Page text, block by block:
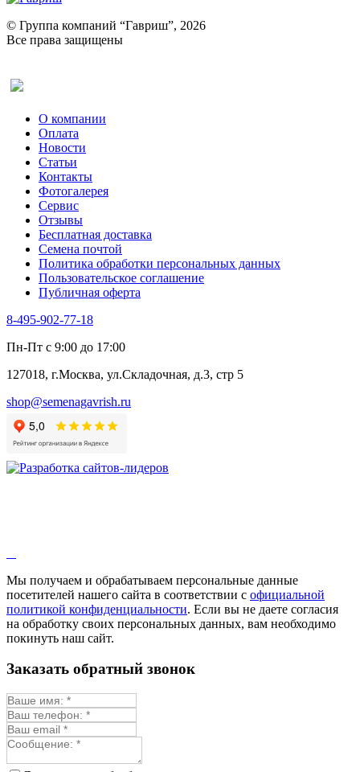
Ревень
Рукола
Рута
Тмин
Трава для чая
Туласи
Укроп
Фенхель пряный
Хризантема овощная
Цикорий пряный
Цикорий салатный (Витлуф)
Черемша
Шпинат
Щавель
Эндивий
Эстрагон
Алтей
Бессмертник
Валериана
Валерианелла
Гибискус лекарственный
Девясил
Душица
Змееголовник
Мыльнянка
Мята
Овсяный корень
Огуречная трава
Пустырник
Репешок
Синюха
Смесь лекарственных
© Группа компаний “Гавриш”, 2026
Все права защищены
О компании
Оплата
Новости
Статьи
Контакты
Фотогалерея​
Сервис
Отзывы
Бесплатная доставка
Семена почтой
Политика обработки персональных данных
Пользовательское соглашение
Публичная оферта
8-495-902-77-18
Пн-Пт с 9:00 до 17:00
127018, г.Москва, ул.Складочная, д.3, стр 5
shop@semenagavrish.ru
Мы получаем и обрабатываем персональные данные
посетителей нашего сайта в соответствии с официальной
политикой конфиденциальности. Если вы не даете согласия
на обработку своих персональных данных, вам необходимо
покинуть наш сайт.
Заказать обратный звонок